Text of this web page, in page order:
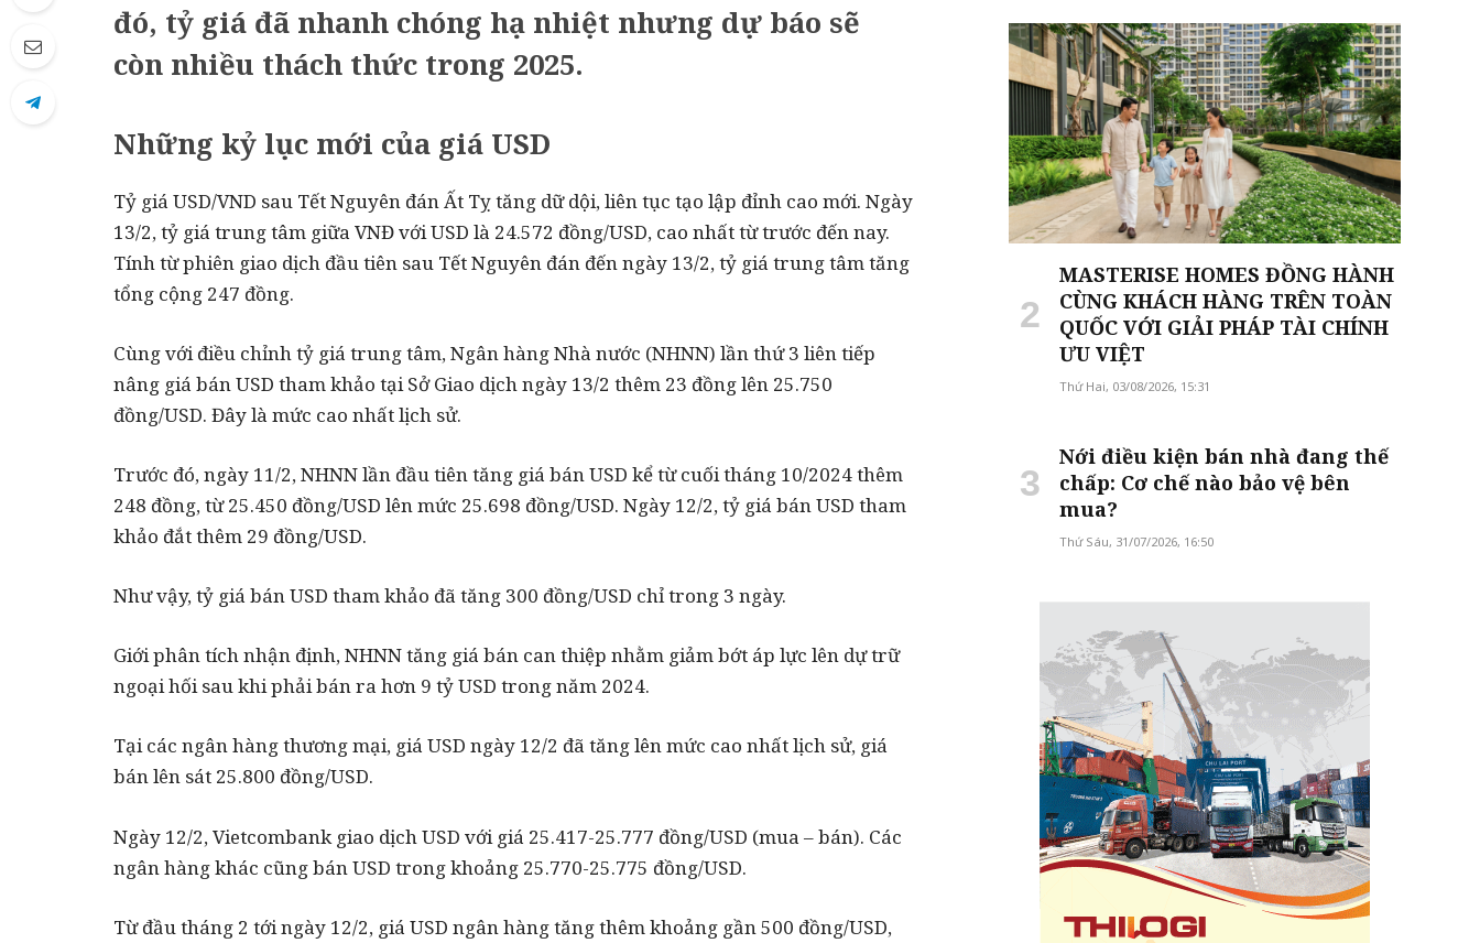
đó, tỷ giá đã nhanh chóng hạ nhiệt nhưng dự báo sẽ
còn nhiều thách thức trong 2025.
Những kỷ lục mới của giá USD
Tỷ giá USD/VND sau Tết Nguyên đán Ất Tỵ tăng dữ dội, liên tục tạo lập đỉnh cao mới. Ngày
13/2, tỷ giá trung tâm giữa VNĐ với USD là 24.572 đồng/USD, cao nhất từ trước đến nay.
Tính từ phiên giao dịch đầu tiên sau Tết Nguyên đán đến ngày 13/2, tỷ giá trung tâm tăng
tổng cộng 247 đồng.
Cùng với điều chỉnh tỷ giá trung tâm, Ngân hàng Nhà nước (NHNN) lần thứ 3 liên tiếp
nâng giá bán USD tham khảo tại Sở Giao dịch ngày 13/2 thêm 23 đồng lên 25.750
đồng/USD. Đây là mức cao nhất lịch sử.
Trước đó, ngày 11/2, NHNN lần đầu tiên tăng giá bán USD kể từ cuối tháng 10/2024 thêm
248 đồng, từ 25.450 đồng/USD lên mức 25.698 đồng/USD. Ngày 12/2, tỷ giá bán USD tham
khảo đắt thêm 29 đồng/USD.
Như vậy, tỷ giá bán USD tham khảo đã tăng 300 đồng/USD chỉ trong 3 ngày.
Giới phân tích nhận định, NHNN tăng giá bán can thiệp nhằm giảm bớt áp lực lên dự trữ
ngoại hối sau khi phải bán ra hơn 9 tỷ USD trong năm 2024.
Tại các ngân hàng thương mại, giá USD ngày 12/2 đã tăng lên mức cao nhất lịch sử, giá
bán lên sát 25.800 đồng/USD.
Ngày 12/2, Vietcombank giao dịch USD với giá 25.417-25.777 đồng/USD (mua – bán). Các
ngân hàng khác cũng bán USD trong khoảng 25.770-25.775 đồng/USD.
Từ đầu tháng 2 tới ngày 12/2, giá USD ngân hàng tăng thêm khoảng gần 500 đồng/USD,
MASTERISE HOMES ĐỒNG HÀNH
CÙNG KHÁCH HÀNG TRÊN TOÀN
QUỐC VỚI GIẢI PHÁP TÀI CHÍNH
ƯU VIỆT
Thứ Hai, 03/08/2026, 15:31
Nới điều kiện bán nhà đang thế
chấp: Cơ chế nào bảo vệ bên
mua?
Thứ Sáu, 31/07/2026, 16:50